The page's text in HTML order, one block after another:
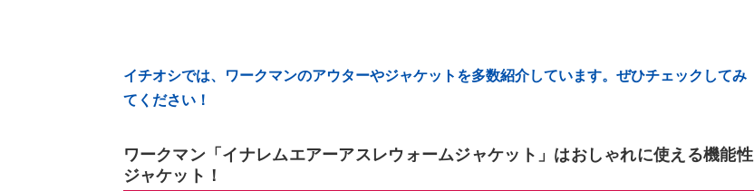
イチオシでは、ワークマンのアウターやジャケットを多数紹介しています。ぜひチェックしてみ
てください！
ワークマン「イナレムエアーアスレウォームジャケット」はおしゃれに使える機能性
ジャケット！